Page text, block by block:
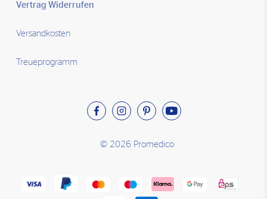
Vertrag Widerrufen
Versandkosten
Treueprogramm
© 2026 Promedico